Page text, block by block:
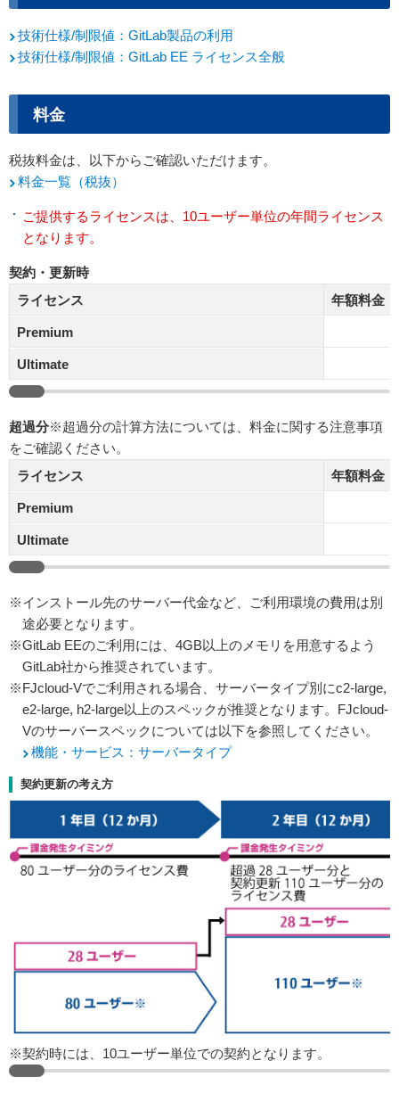
技術仕様/制限値：GitLab製品の利用
技術仕様/制限値：GitLab EE ライセンス全般
料金
税抜料金は、以下からご確認いただけます。
料金一覧（税抜）
ご提供するライセンスは、10ユーザー単位の年間ライセンス
となります。
契約・更新時
ライセンス
年額料金
Premium
Ultimate
超過分※超過分の計算方法については、料金に関する注意事項
をご確認ください。
ライセンス
年額料金
Premium
Ultimate
※インストール先のサーバー代金など、ご利用環境の費用は別
途必要となります。
※GitLab EEのご利用には、4GB以上のメモリを用意するよう
GitLab社から推奨されています。
※FJcloud-Vでご利用される場合、サーバータイプ別にc2-large,
e2-large, h2-large以上のスペックが推奨となります。FJcloud-
Vのサーバースペックについては以下を参照してください。
機能・サービス：サーバータイプ
契約更新の考え方
※契約時には、10ユーザー単位での契約となります。